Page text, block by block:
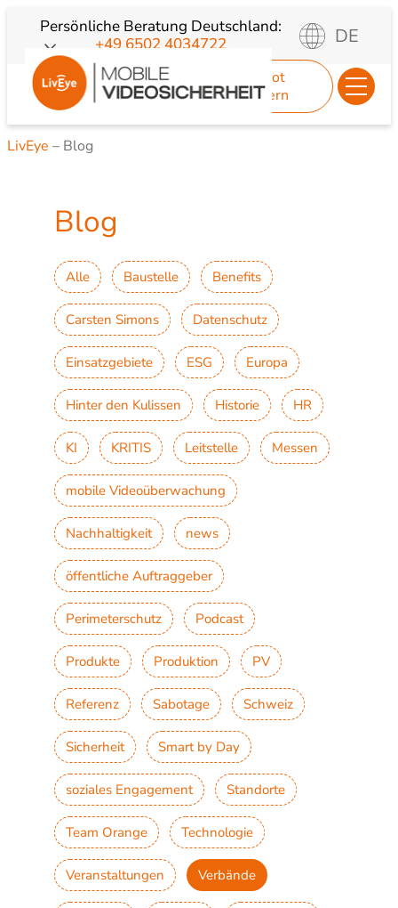
Inhalt
springen
Persönliche Beratung Deutschland:
+49 6502 4034722
DE
Angebot
anfordern
LivEye – Blog
Blog
Alle Baustelle Benefits
Carsten Simons Datenschutz
Einsatzgebiete ESG Europa
Hinter den Kulissen Historie HR
KI KRITIS Leitstelle Messen
mobile Videoüberwachung
Nachhaltigkeit news
öffentliche Auftraggeber
Perimeterschutz Podcast
Produkte Produktion PV
Referenz Sabotage Schweiz
Sicherheit Smart by Day
soziales Engagement Standorte
Team Orange Technologie
Veranstaltungen Verbände